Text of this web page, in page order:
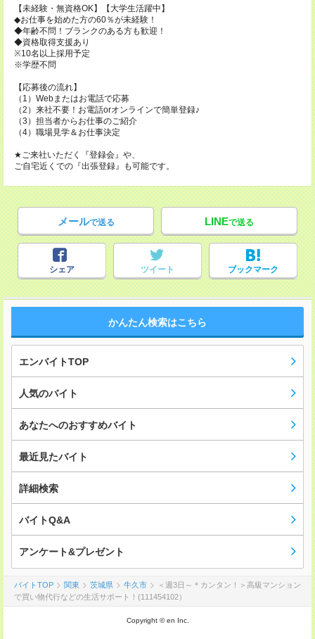
【未経験・無資格OK】【大学生活躍中】
◆お仕事を始めた方の60％が未経験！
◆年齢不問！ブランクのある方も歓迎！
◆資格取得支援あり
※10名以上採用予定
※学歴不問
【応募後の流れ】
（1）Webまたはお電話で応募
（2）来社不要！お電話orオンラインで簡単登録♪
（3）担当者からお仕事のご紹介
（4）職場見学＆お仕事決定
★ご来社いただく『登録会』や、
ご自宅近くでの『出張登録』も可能です。
メールで送る LINEで送る
シェア ツイート ブックマーク
かんたん検索はこちら
エンバイトTOP
人気のバイト
あなたへのおすすめバイト
最近見たバイト
詳細検索
バイトQ&A
アンケート&プレゼント
バイトTOP 関東 茨城県 牛久市
＜週3日～＊カンタン！＞高級マンション
で買い物代行などの生活サポート！(111454102）
Copyright © en Inc.